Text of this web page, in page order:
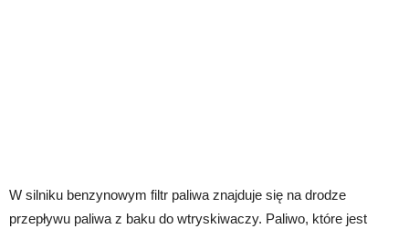
W silniku benzynowym filtr paliwa znajduje się na drodze
przepływu paliwa z baku do wtryskiwaczy. Paliwo, które jest